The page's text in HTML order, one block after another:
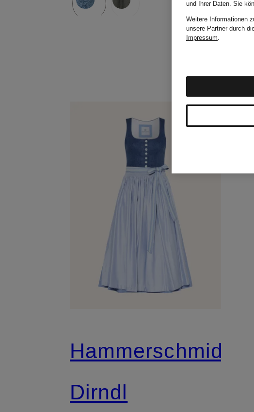
Hammerschmid
Dirndl
und Ihrer Daten. Sie
Weitere Informationen
unsere Partner durch
Impressum.